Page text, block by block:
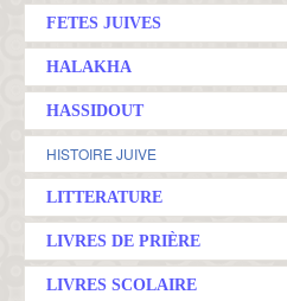
FETES JUIVES
HALAKHA
HASSIDOUT
HISTOIRE JUIVE
LITTERATURE
LIVRES DE PRIÈRE
LIVRES SCOLAIRE